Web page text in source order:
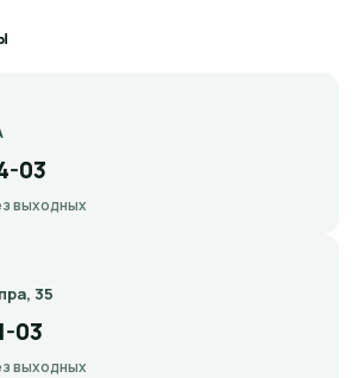
03
выходных
35
03
выходных